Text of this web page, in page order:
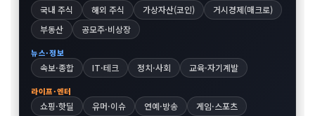
국내 주식 해외 주식 가상자산(코인)
거시경제(매크로)
부동산
공모주·비상장
뉴스·정보
속보·종합 IT·테크 정치·사회 교육·자기계발
라이프·엔터
쇼핑·핫딜 유머·이슈 연예·방송
게임·스포츠